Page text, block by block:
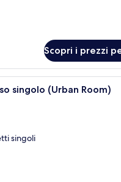
Scopri i prezzi
Una camera
singolo (Urban Room)
singoli